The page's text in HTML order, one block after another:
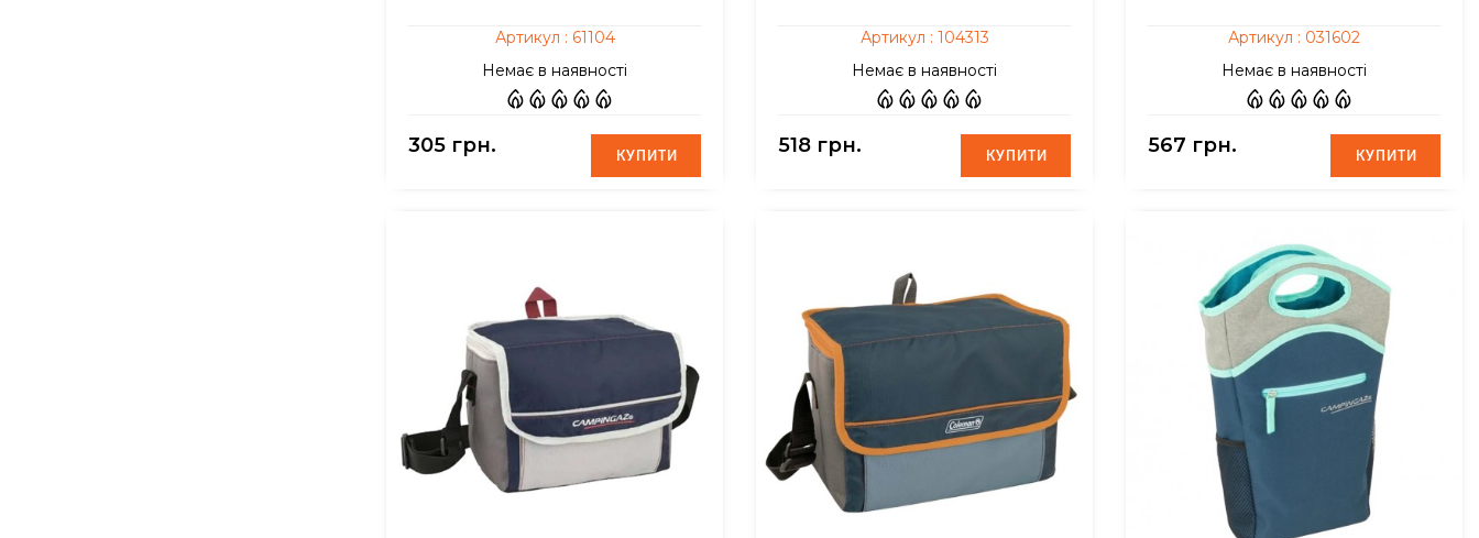
Артикул : 61104
Немає в наявності
305 грн. КУПИТИ
КУПИТИ
Артикул : 104313
Немає в наявності
518 грн. КУПИТИ
КУПИТИ
Артикул : 031602
Немає в наявності
567 грн. КУПИТИ
КУПИТИ